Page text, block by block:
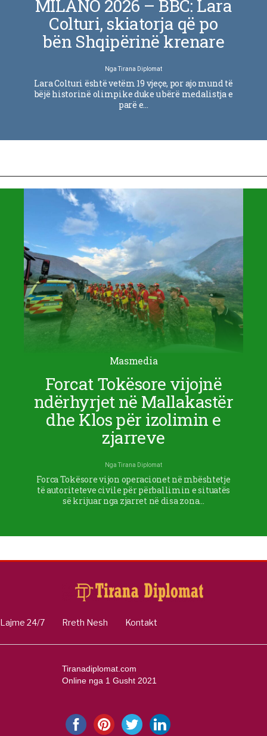
MILANO 2026 – BBC: Lara
Colturi, skiatorja që po
bën Shqipërinë krenare
NgaTirana Diplomat
Lara Colturi është vetëm 19 vjeçe, por ajo mund të
bëjë historinë olimpike duke u bërë medalistja e
parë e…
Masmedia
Forcat Tokësore vijojnë
ndërhyrjet në Mallakastër
dhe Klos për izolimin e
zjarreve
NgaTirana Diplomat
Forca Tokësore vijon operacionet në mbështetje
të autoriteteve civile për përballimin e situatës
së krijuar nga zjarret në disa zona…
Lajme 24/7 Rreth Nesh Kontakt
Tiranadiplomat.com
Online nga 1 Gusht 2021